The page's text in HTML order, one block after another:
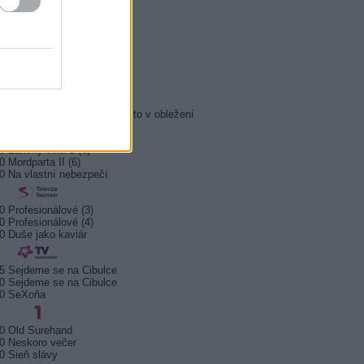
Mumie se vrací
Policejní akademie 6: Město v obležení
Zákony vlka 2 (6)
Mordparta II (6)
Na vlastní nebezpečí
Profesionálové (3)
Profesionálové (4)
Duše jako kaviár
Sejdeme se na Cibulce
Sejdeme se na Cibulce
SeXoňa
Old Surehand
Neskoro večer
Sieň slávy